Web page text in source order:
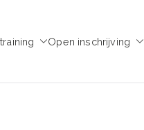
Open inschrijving